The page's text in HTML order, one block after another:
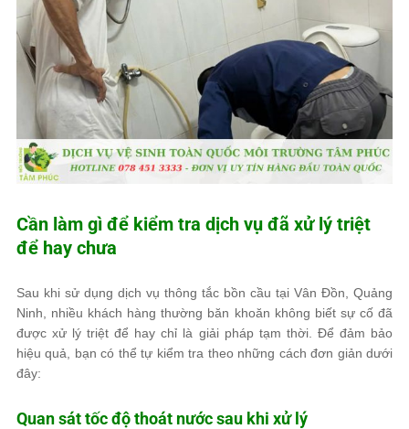
Cần làm gì để kiểm tra dịch vụ đã xử lý triệt
để hay chưa
Sau khi sử dụng dịch vụ thông tắc bồn cầu tại Vân Đồn, Quảng
Ninh, nhiều khách hàng thường băn khoăn không biết sự cố đã
được xử lý triệt để hay chỉ là giải pháp tạm thời. Để đảm bảo
hiệu quả, bạn có thể tự kiểm tra theo những cách đơn giản dưới
đây:
Quan sát tốc độ thoát nước sau khi xử lý